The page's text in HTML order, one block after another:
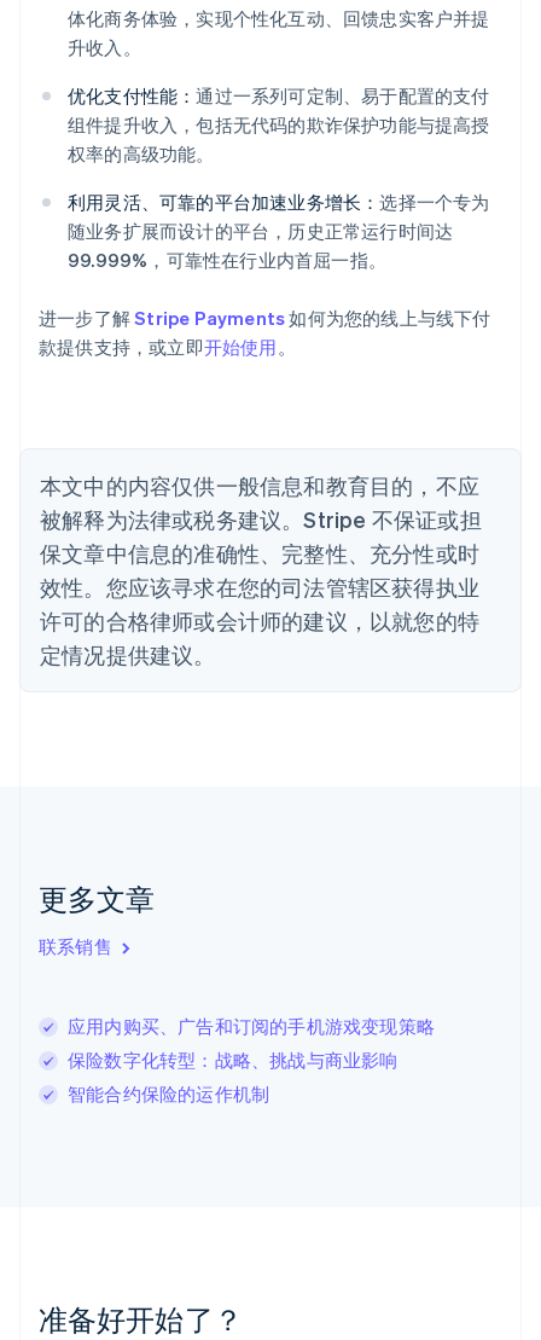
体化商务体验，实现个性化互动、回馈忠实客户并提
升收入。
优化支付性能：通过一系列可定制、易于配置的支付
组件提升收入，包括无代码的欺诈保护功能与提高授
权率的高级功能。
利用灵活、可靠的平台加速业务增长：选择一个专为
随业务扩展而设计的平台，历史正常运行时间达
99.999%，可靠性在行业内首屈一指。
进一步了解Stripe Payments如何为您的线上与线下付
款提供支持，或立即开始使用。
本文中的内容仅供一般信息和教育目的，不应
被解释为法律或税务建议。Stripe 不保证或担
保文章中信息的准确性、完整性、充分性或时
效性。您应该寻求在您的司法管辖区获得执业
许可的合格律师或会计师的建议，以就您的特
定情况提供建议。
更多文章
联系销售
应用内购买、广告和订阅的手机游戏变现策略
保险数字化转型：战略、挑战与商业影响
智能合约保险的运作机制
准备好开始了？
阿联酋
爱尔兰
English
爱沙尼亚
English
奥地利
DeutschEnglish
澳大利亚
English
PortuguêsEnglish
保加利亚
English
丹麦
德国
DeutschEnglish
法国
FrançaisEnglish
芬兰
EnglishSvenska
English
English
卢森堡
罗马尼亚
English
挪威